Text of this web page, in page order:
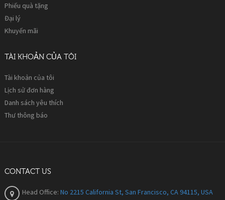
Phiếu quà tặng
Đại lý
Khuyến mãi
TÀI KHOẢN CỦA TÔI
Tài khoản của tôi
Lịch sử đơn hàng
Danh sách yêu thích
Thư thông báo
CONTACT US
Head Office: No 2215 California St, San Francisco, CA 94115, USA